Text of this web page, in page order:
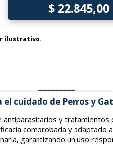
$ 22.845,00
ilustrativo.
cuidado de Perros y
y
comprobada y
garantizando un uso